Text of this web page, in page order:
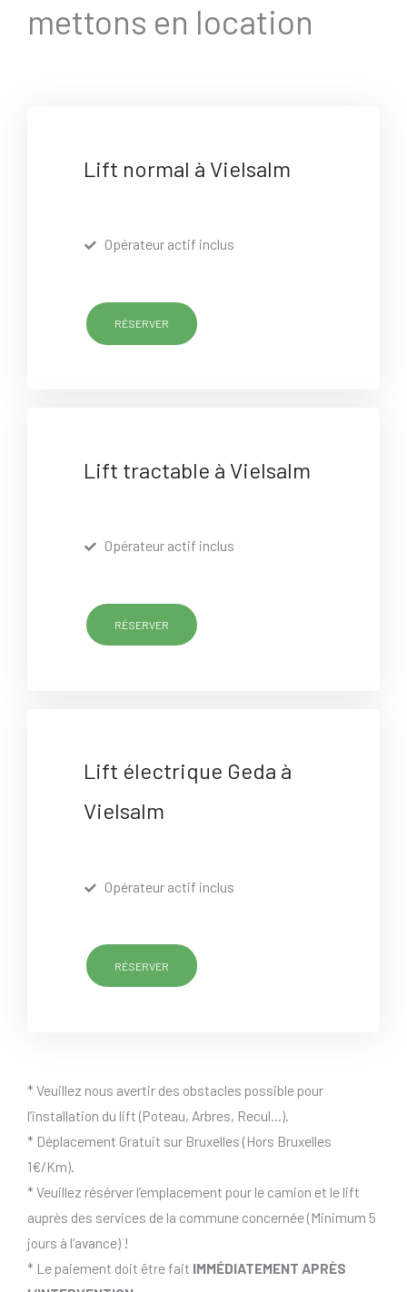
mettons en location
Lift normal à Vielsalm
Opérateur actif inclus
RÉSERVER
Lift tractable à Vielsalm
Opérateur actif inclus
RÉSERVER
Lift électrique Geda à
Vielsalm
Opérateur actif inclus
RÉSERVER
* Veuillez nous avertir des obstacles possible pour
l’installation du lift (Poteau, Arbres, Recul…).
* Déplacement Gratuit sur Bruxelles (Hors Bruxelles
1€/Km).
* Veuillez résérver l’emplacement pour le camion et le lift
auprès des services de la commune concernée (Minimum 5
jours à l’avance) !
* Le paiement doit être fait IMMÉDIATEMENT APRÈS